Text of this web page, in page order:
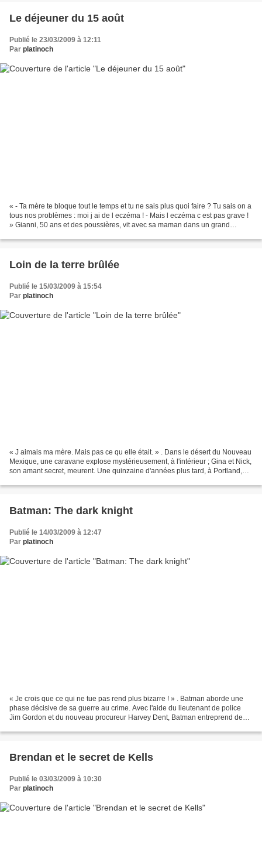
Le déjeuner du 15 août
Publié le 23/03/2009 à 12:11
Par platinoch
« - Ta mère te bloque tout le temps et tu ne sais plus quoi faire ? Tu sais on a
tous nos problèmes : moi j ai de l eczéma ! - Mais l eczéma c est pas grave !
» Gianni, 50 ans et des poussières, vit avec sa maman dans un grand
Loin de la terre brûlée
Publié le 15/03/2009 à 15:54
Par platinoch
« J aimais ma mère. Mais pas ce qu elle était. » . Dans le désert du Nouveau
Mexique, une caravane explose mystérieusement, à l'intérieur ; Gina et Nick,
son amant secret, meurent. Une quinzaine d'années plus tard, à Portland,
Batman: The dark knight
Publié le 14/03/2009 à 12:47
Par platinoch
« Je crois que ce qui ne tue pas rend plus bizarre ! » . Batman aborde une
phase décisive de sa guerre au crime. Avec l'aide du lieutenant de police
Jim Gordon et du nouveau procureur Harvey Dent, Batman entreprend de
Brendan et le secret de Kells
Publié le 03/03/2009 à 10:30
Par platinoch